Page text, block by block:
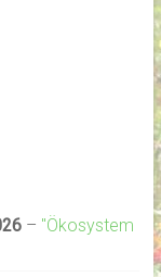
– "Ökosystem